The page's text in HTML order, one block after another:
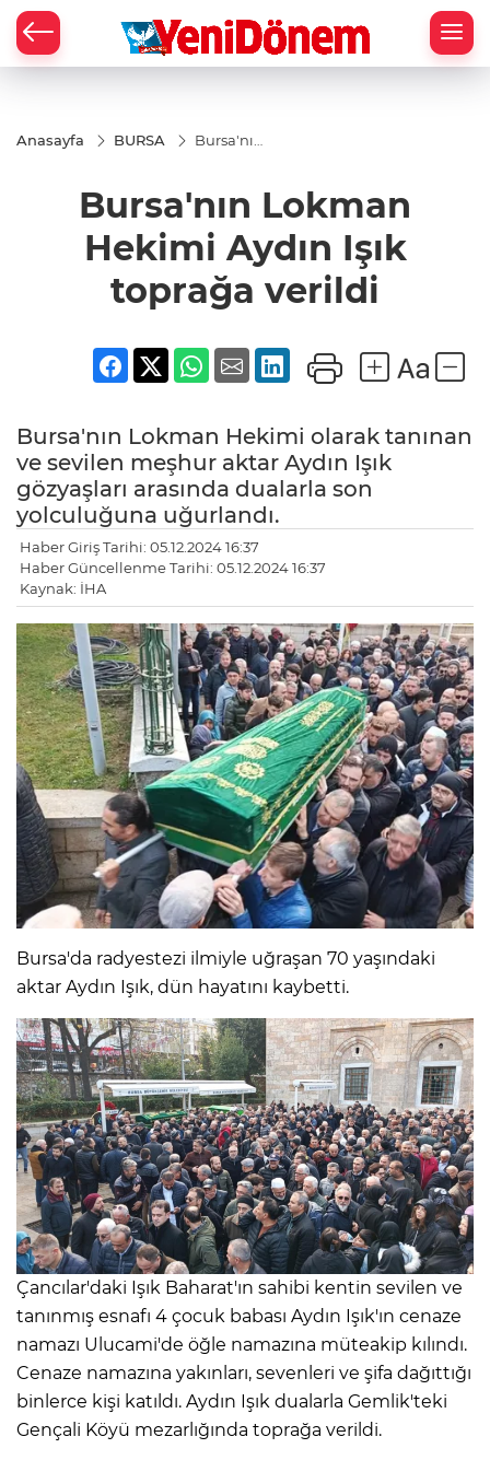
Anasayfa BURSA
Bursa'nın
toprağa
Bursa'nın Lokman
Hekimi Aydın Işık
toprağa verildi
Bursa'nın Lokman Hekimi olarak tanınan
ve sevilen meşhur aktar Aydın Işık
gözyaşları arasında dualarla son
yolculuğuna uğurlandı.
Haber Giriş Tarihi: 05.12.2024 16:37
Haber Güncellenme Tarihi: 05.12.2024 16:37
Kaynak: İHA
Bursa'da radyestezi ilmiyle uğraşan 70 yaşındaki
aktar Aydın Işık, dün hayatını kaybetti.
Çancılar'daki Işık Baharat'ın sahibi kentin sevilen ve
tanınmış esnafı 4 çocuk babası Aydın Işık'ın cenaze
namazı Ulucami'de öğle namazına müteakip kılındı.
Cenaze namazına yakınları, sevenleri ve şifa dağıttığı
binlerce kişi katıldı. Aydın Işık dualarla Gemlik'teki
Gençali Köyü mezarlığında toprağa verildi.